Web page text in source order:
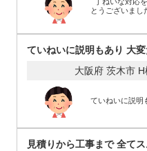
とうございまし
ていねいに説明もあり 大変
大阪府 茨木市 H
ていねいに説明
見積りから工事まで 全て